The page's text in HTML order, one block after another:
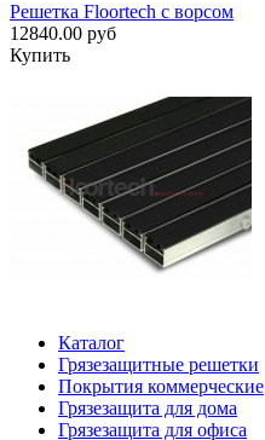
Решетка Floortech с ворсом
12840.00 руб
Купить
Каталог
Грязезащитные решетки
Покрытия коммерческие
Грязезащита для дома
Грязезащита для офиса